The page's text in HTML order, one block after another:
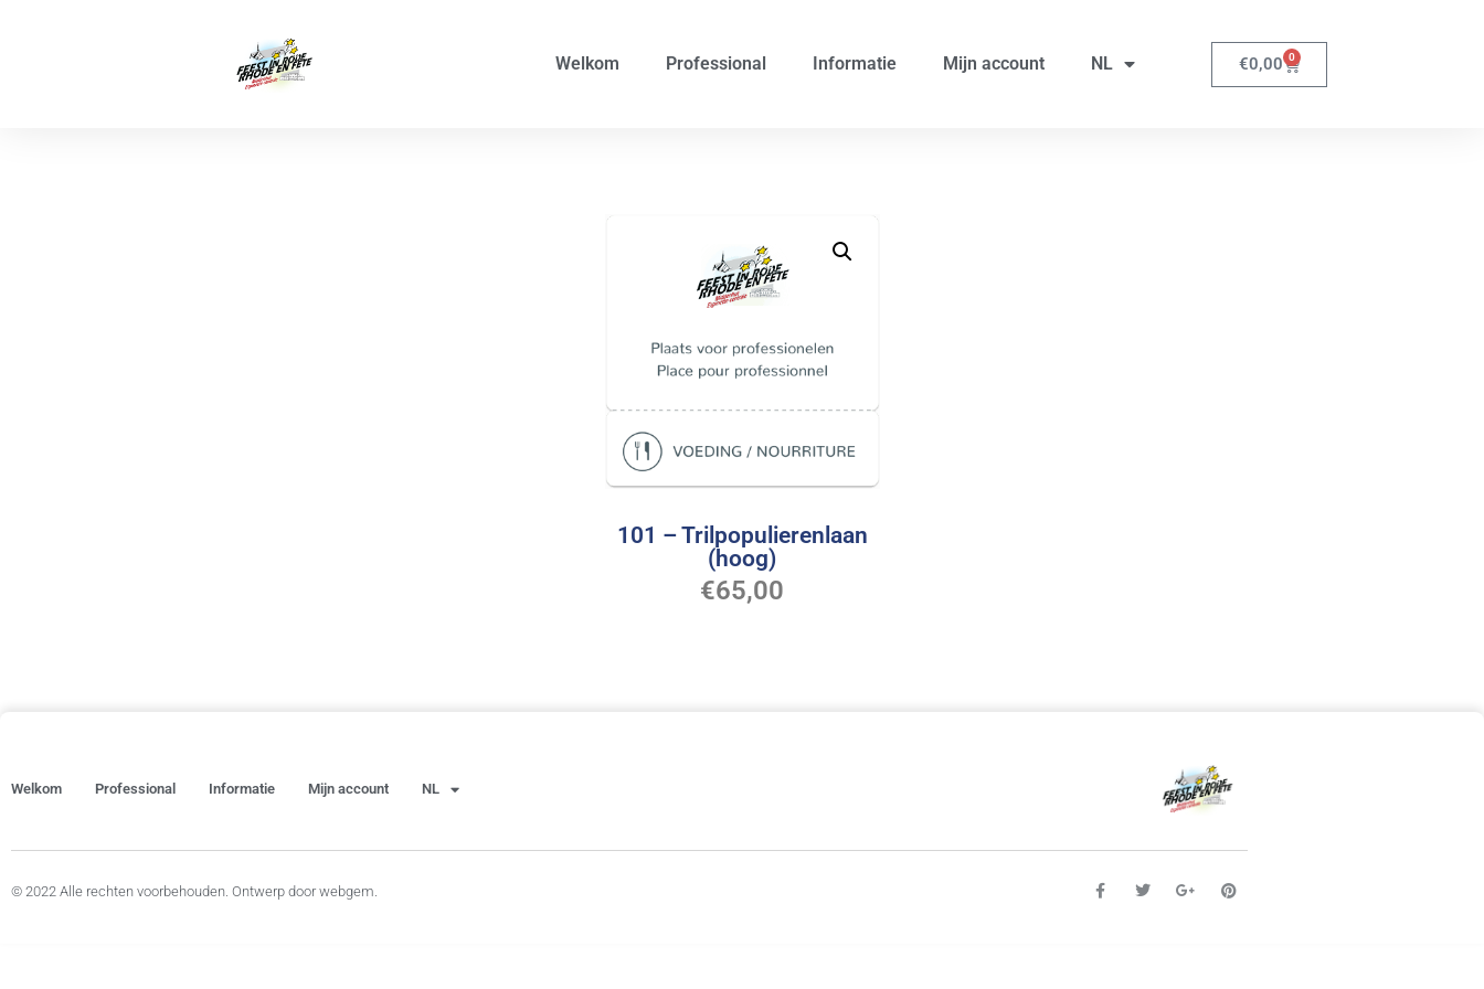
Welkom Professional Informatie Mijn account NL €0,00 0
101 – Trilpopulierenlaan
(hoog)
€65,00
Welkom Professional Informatie Mijn account NL
© 2022 Alle rechten voorbehouden. Ontwerp door webgem.